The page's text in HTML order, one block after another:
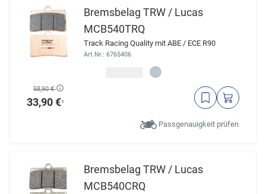
Bremsbelag TRW / Lucas
MCB540TRQ
Track Racing Quality mit ABE / ECE R90
Art.Nr.: 6765406
58,90 €
33,90 €¹
Passgenauigkeit prüfen
Bremsbelag TRW / Lucas
MCB540CRQ